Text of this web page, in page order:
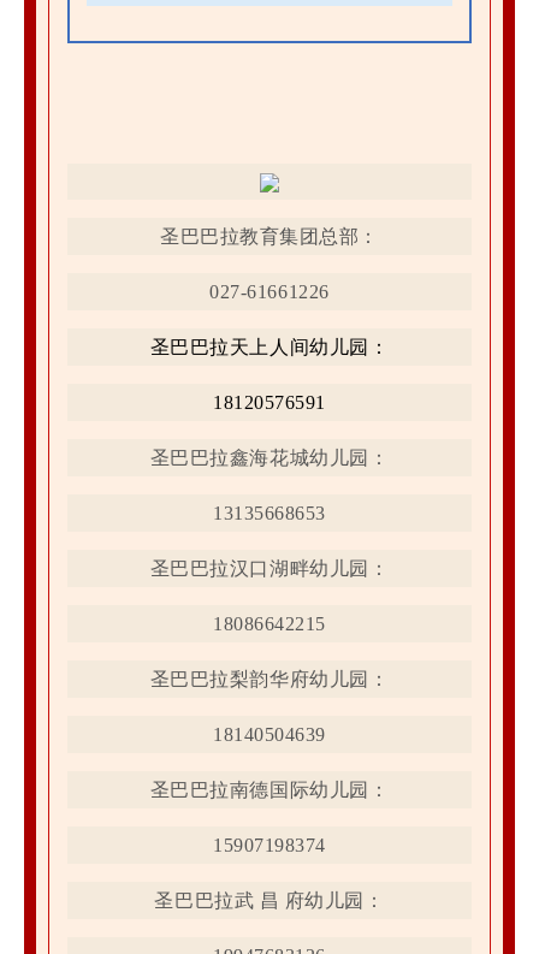
圣巴巴拉教育集团总部：
027-61661226
圣巴巴拉天上人间幼儿园：
18120576591
圣巴巴拉鑫海花城幼儿园：
13135668653
圣巴巴拉汉口湖畔幼儿园：
18086642215
圣巴巴拉梨韵华府幼儿园：
18140504639
圣巴巴拉南德国际幼儿园：
15907198374
圣巴巴拉武 昌 府幼儿园：